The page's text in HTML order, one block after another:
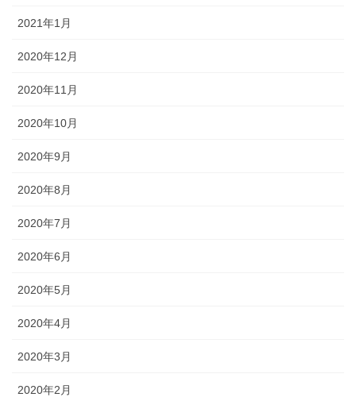
2021年1月
2020年12月
2020年11月
2020年10月
2020年9月
2020年8月
2020年7月
2020年6月
2020年5月
2020年4月
2020年3月
2020年2月